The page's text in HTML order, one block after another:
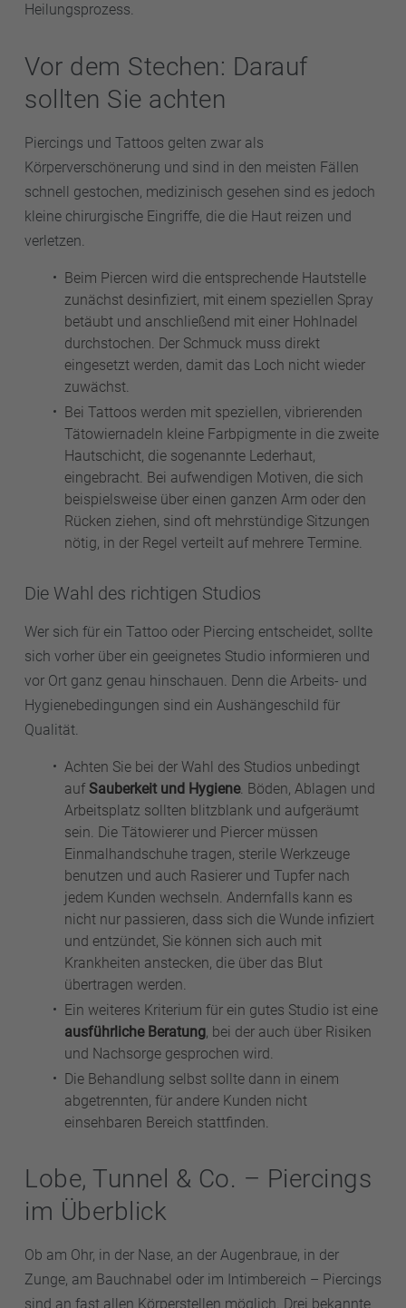
Heilungsprozess.
Vor dem Stechen: Darauf
sollten Sie achten
Piercings und Tattoos gelten zwar als
Körperverschönerung und sind in den meisten Fällen
schnell gestochen, medizinisch gesehen sind es jedoch
kleine chirurgische Eingriffe, die die Haut reizen und
verletzen.
Beim Piercen wird die entsprechende Hautstelle
zunächst desinfiziert, mit einem speziellen Spray
betäubt und anschließend mit einer Hohlnadel
durchstochen. Der Schmuck muss direkt
eingesetzt werden, damit das Loch nicht wieder
zuwächst.
Bei Tattoos werden mit speziellen, vibrierenden
Tätowiernadeln kleine Farbpigmente in die zweite
Hautschicht, die sogenannte Lederhaut,
eingebracht. Bei aufwendigen Motiven, die sich
beispielsweise über einen ganzen Arm oder den
Rücken ziehen, sind oft mehrstündige Sitzungen
nötig, in der Regel verteilt auf mehrere Termine.
Die Wahl des richtigen Studios
Wer sich für ein Tattoo oder Piercing entscheidet, sollte
sich vorher über ein geeignetes Studio informieren und
vor Ort ganz genau hinschauen. Denn die Arbeits- und
Hygienebedingungen sind ein Aushängeschild für
Qualität.
Achten Sie bei der Wahl des Studios unbedingt
auf Sauberkeit und Hygiene. Böden, Ablagen und
Arbeitsplatz sollten blitzblank und aufgeräumt
sein. Die Tätowierer und Piercer müssen
Einmalhandschuhe tragen, sterile Werkzeuge
benutzen und auch Rasierer und Tupfer nach
jedem Kunden wechseln. Andernfalls kann es
nicht nur passieren, dass sich die Wunde infiziert
und entzündet, Sie können sich auch mit
Krankheiten anstecken, die über das Blut
übertragen werden.
Ein weiteres Kriterium für ein gutes Studio ist eine
ausführliche Beratung, bei der auch über Risiken
und Nachsorge gesprochen wird.
Die Behandlung selbst sollte dann in einem
abgetrennten, für andere Kunden nicht
einsehbaren Bereich stattfinden.
Lobe, Tunnel & Co. – Piercings
im Überblick
Ob am Ohr, in der Nase, an der Augenbraue, in der
Zunge, am Bauchnabel oder im Intimbereich – Piercings
sind an fast allen Körperstellen möglich. Drei bekannte